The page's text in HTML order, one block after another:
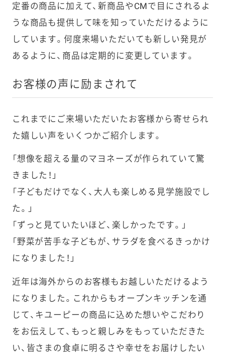
定番の商品に加えて、新商品やCMで目にされるよ
うな商品も提供して味を知っていただけるように
しています。何度来場いただいても新しい発見が
あるように、商品は定期的に変更しています。
お客様の声に励まされて
これまでにご来場いただいたお客様から寄せられ
た嬉しい声をいくつかご紹介します。
「想像を超える量のマヨネーズが作られていて驚
きました！」
「子どもだけでなく、大人も楽しめる見学施設でし
た。」
「ずっと見ていたいほど、楽しかったです。」
「野菜が苦手な子どもが、サラダを食べるきっかけ
になりました！」
近年は海外からのお客様もお越しいただけるよう
になりました。これからもオープンキッチンを通
じて、キユーピーの商品に込めた想いやこだわり
をお伝えして、もっと親しみをもっていただきた
い、皆さまの食卓に明るさや幸せをお届けしたい